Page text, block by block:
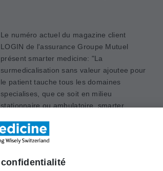
Le numéro actuel du magazine client
LOGIN de l'assurance Groupe Mutuel
présent smarter medicine: "La
surmedicalisation sans valeur ajoutee pour
le patient tauche tous les domaines
specialises, que ce soit en milieu
stationnaire ou ambulatoire. smarter
projet innovant."